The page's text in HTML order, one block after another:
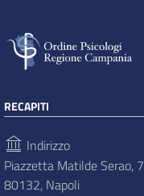
RECAPITI
Indirizzo
Piazzetta Matilde Serao, 7
80132, Napoli